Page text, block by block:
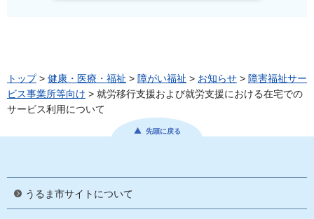
トップ> 健康・医療・福祉 > 障がい福祉 > お知らせ > 障害福祉サー
ビス事業所等向け > 就労移行支援および就労支援における在宅での
サービス利用について
先頭に戻る
うるま市サイトについて